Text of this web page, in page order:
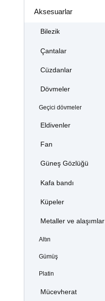
Aksesuarlar
Bilezik
Çantalar
Cüzdanlar
Dövmeler
Geçici dövmeler
Eldivenler
Fan
Güneş Gözlüğü
Kafa bandı
Küpeler
Metaller ve alaşımlar
Altın
Gümüş
Platin
Mücevherat